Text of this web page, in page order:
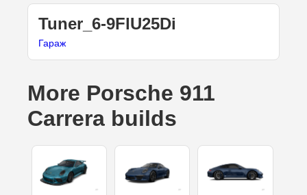
Tuner_6-9FlU25Di
Гараж
More Porsche 911
Carrera builds